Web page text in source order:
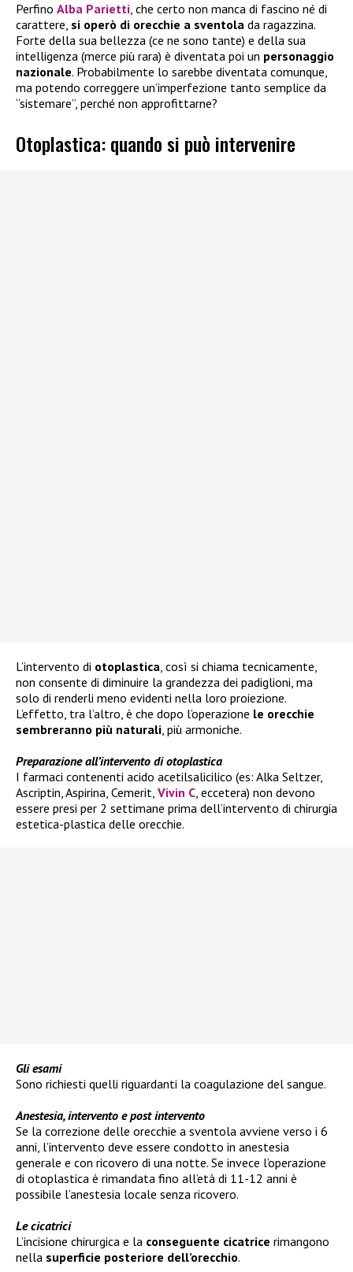
Perfino Alba Parietti, che certo non manca di fascino né di
carattere, si operò di orecchie a sventola da ragazzina.
Forte della sua bellezza (ce ne sono tante) e della sua
intelligenza (merce più rara) è diventata poi un personaggio
nazionale. Probabilmente lo sarebbe diventata comunque,
ma potendo correggere un’imperfezione tanto semplice da
“sistemare”, perché non approfittarne?
Otoplastica: quando si può intervenire
L’intervento di otoplastica , così si chiama tecnicamente,
non consente di diminuire la grandezza dei padiglioni, ma
solo di renderli meno evidenti nella loro proiezione.
L’effetto, tra l’altro, è che dopo l’operazione le orecchie
sembreranno più naturali , più armoniche.
Preparazione all’intervento di otoplastica
I farmaci contenenti acido acetilsalicilico (es: Alka Seltzer,
Ascriptin, Aspirina, Cemerit, Vivin C , eccetera) non devono
essere presi per 2 settimane prima dell’intervento di chirurgia
estetica-plastica delle orecchie.
Gli esami
Sono richiesti quelli riguardanti la coagulazione del sangue.
Anestesia, intervento e post intervento
Se la correzione delle orecchie a sventola avviene verso i 6
anni, l’intervento deve essere condotto in anestesia
generale e con ricovero di una notte. Se invece l’operazione
di otoplastica è rimandata fino all’età di 11-12 anni è
possibile l’anestesia locale senza ricovero.
Le cicatrici
L’incisione chirurgica e la conseguente cicatrice rimangono
nella superficie posteriore dell’orecchio.